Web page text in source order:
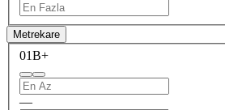
Metrekare
01B+
—